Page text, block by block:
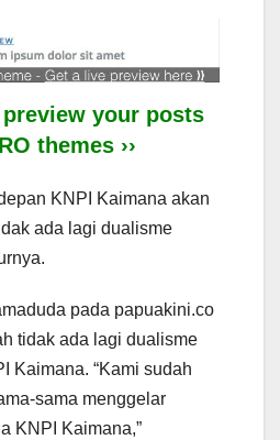
your posts
themes ››
KNPI Kaimana akan
ada lagi dualisme
pada papuakini.co
tidak ada lagi dualisme
Kaimana. “Kami sudah
sama menggelar
KNPI Kaimana,”